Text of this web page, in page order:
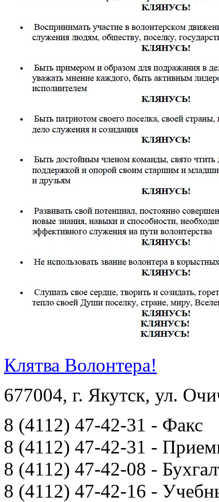
Клятва Волонтера!
677004, г. Якутск, ул.
8 (4112) 47-42-31 - Факс
8 (4112) 47-42-31 -
8 (4112) 47-42-08 -
8 (4112) 47-42-16 -